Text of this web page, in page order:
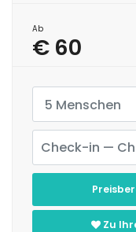
Ab
€ 60
5 Menschen
Zu